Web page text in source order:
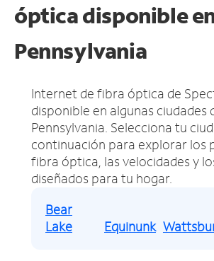
óptica disponible
Pennsylvania
Internet de fibra óptica de
disponible en algunas ciudades
Pennsylvania. Selecciona tu
continuación para explorar los
fibra óptica, las velocidades y
diseñados para tu hogar.
Bear
Lake
Equinunk